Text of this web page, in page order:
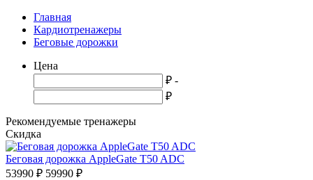
Главная
Кардиотренажеры
Беговые дорожки
Цена
₽ -
₽
Рекомендуемые тренажеры
Скидка
Беговая дорожка AppleGate T50 ADC
53990 ₽ 59990 ₽